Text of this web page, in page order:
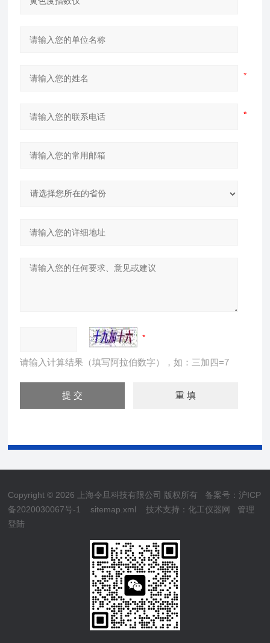
请输入计算结果（填写阿拉伯数字），如：三加四=7
Copyright © 2026 上海令旦科技有限公司 版权所有 备案号：沪ICP
备2020030067号-1
sitemap.xml 技术支持：化工仪器网
管理
登陆